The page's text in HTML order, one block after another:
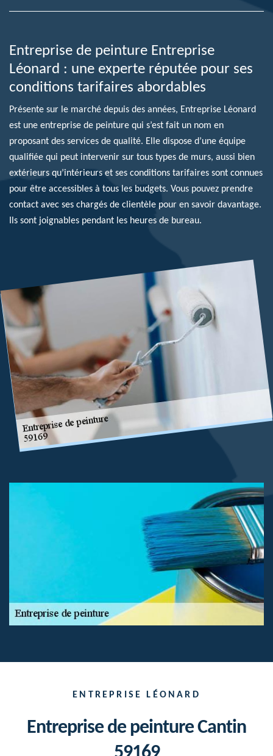
Entreprise de peinture Entreprise
Léonard : une experte réputée pour ses
conditions tarifaires abordables
Présente sur le marché depuis des années, Entreprise Léonard
est une entreprise de peinture qui s’est fait un nom en
proposant des services de qualité. Elle dispose d’une équipe
qualifiée qui peut intervenir sur tous types de murs, aussi bien
extérieurs qu’intérieurs et ses conditions tarifaires sont connues
pour être accessibles à tous les budgets. Vous pouvez prendre
contact avec ses chargés de clientèle pour en savoir davantage.
Ils sont joignables pendant les heures de bureau.
ENTREPRISE LÉONARD
Entreprise de peinture Cantin